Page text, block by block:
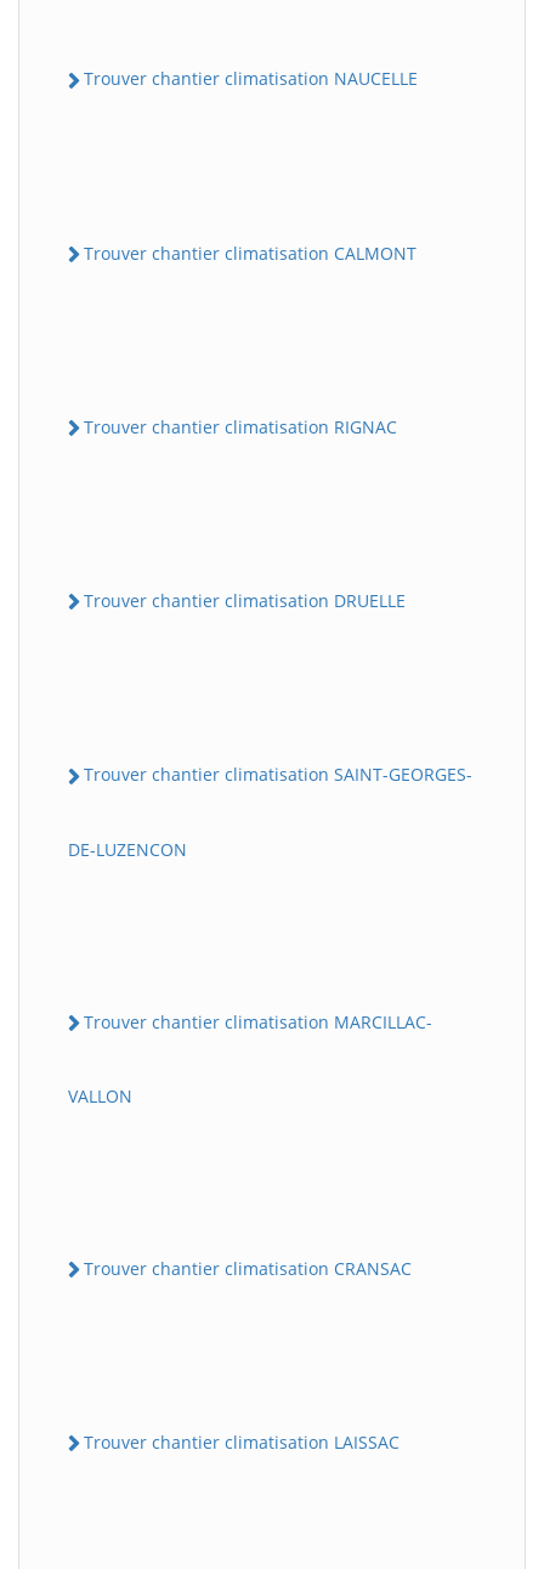
Trouver chantier climatisation NAUCELLE
Trouver chantier climatisation CALMONT
Trouver chantier climatisation RIGNAC
Trouver chantier climatisation DRUELLE
Trouver chantier climatisation SAINT-GEORGES-
DE-LUZENCON
Trouver chantier climatisation MARCILLAC-
VALLON
Trouver chantier climatisation CRANSAC
Trouver chantier climatisation LAISSAC